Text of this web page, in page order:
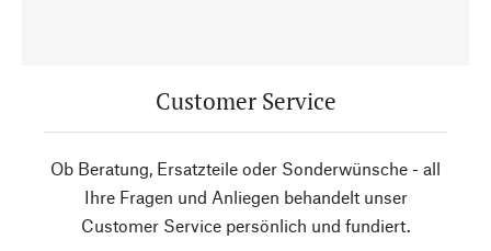
Customer Service
Ob Beratung, Ersatzteile oder Sonderwünsche - all
Ihre Fragen und Anliegen behandelt unser
Customer Service persönlich und fundiert.